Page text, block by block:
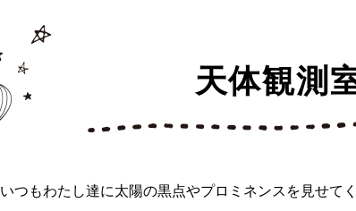
天体観測
いつもわたし達に太陽の黒点やプロミネンスを見せて